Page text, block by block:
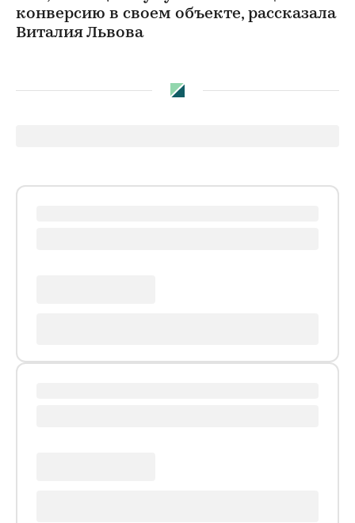
конверсию в своем объекте, рассказала
Виталия Львова